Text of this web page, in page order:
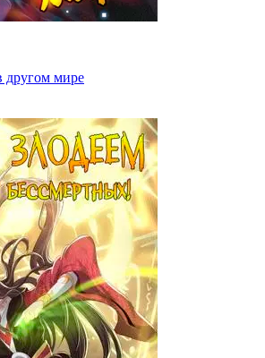
другом мире